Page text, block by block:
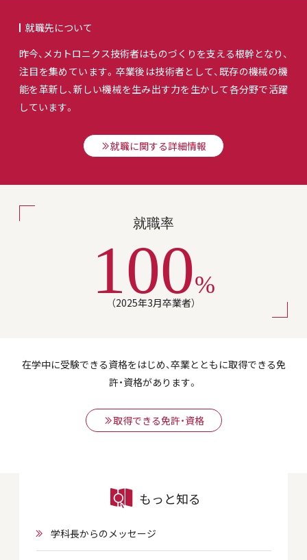
就職先について
昨今、メカトロニクス技術者はものづくりを支える根幹となり、
注目を集めています。卒業後は技術者として、既存の機械の機
能を革新し、新しい機械を生み出す力を生かして各分野で活躍
しています。
就職に関する詳細情報
就職率
100%
（2025年3月卒業者）
在学中に受験できる資格をはじめ、卒業とともに取得できる免
許・資格があります。
取得できる免許・資格
もっと知る
学科長からのメッセージ